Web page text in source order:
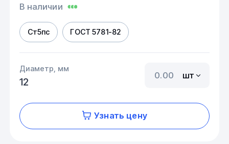
В наличии
Ст5пс ГОСТ 5781-82
Диаметр, мм
12
шт
Узнать цену